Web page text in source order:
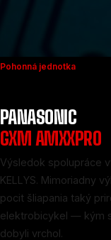
Pohonná jednotka
PANASONIC
GXM AMXXPRO
Výsledok spolupráce
KELLYS. Mimoriadny
pocit šliapania taký
elektrobicykel — kým
dobyli vrchol.